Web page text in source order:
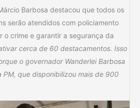
Barbosa destacou que todos os
serão atendidos com policiamento
o crime e garantir a segurança da
cerca de 60 destacamentos. Isso
o governador Wanderlei Barbosa
PM, que disponibilizou mais de 900